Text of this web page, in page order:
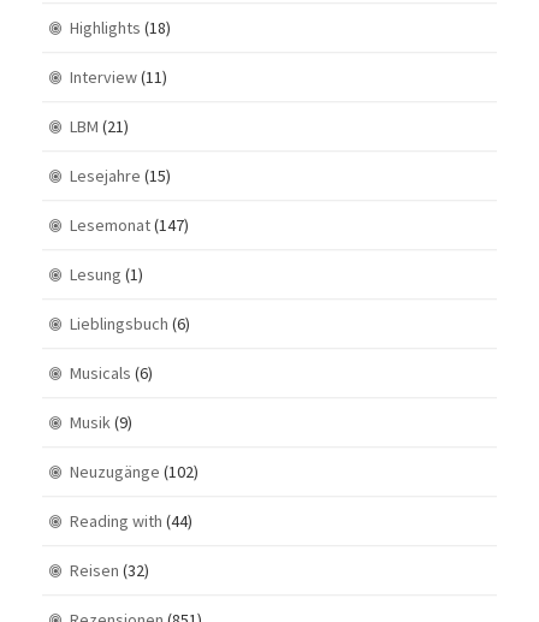
Highlights (18)
Interview(11)
LBM (21)
Lesejahre (15)
Lesemonat(147)
Lesung (1)
Lieblingsbuch (6)
Musicals (6)
Musik(9)
Neuzugänge (102)
Reading with (44)
Reisen (32)